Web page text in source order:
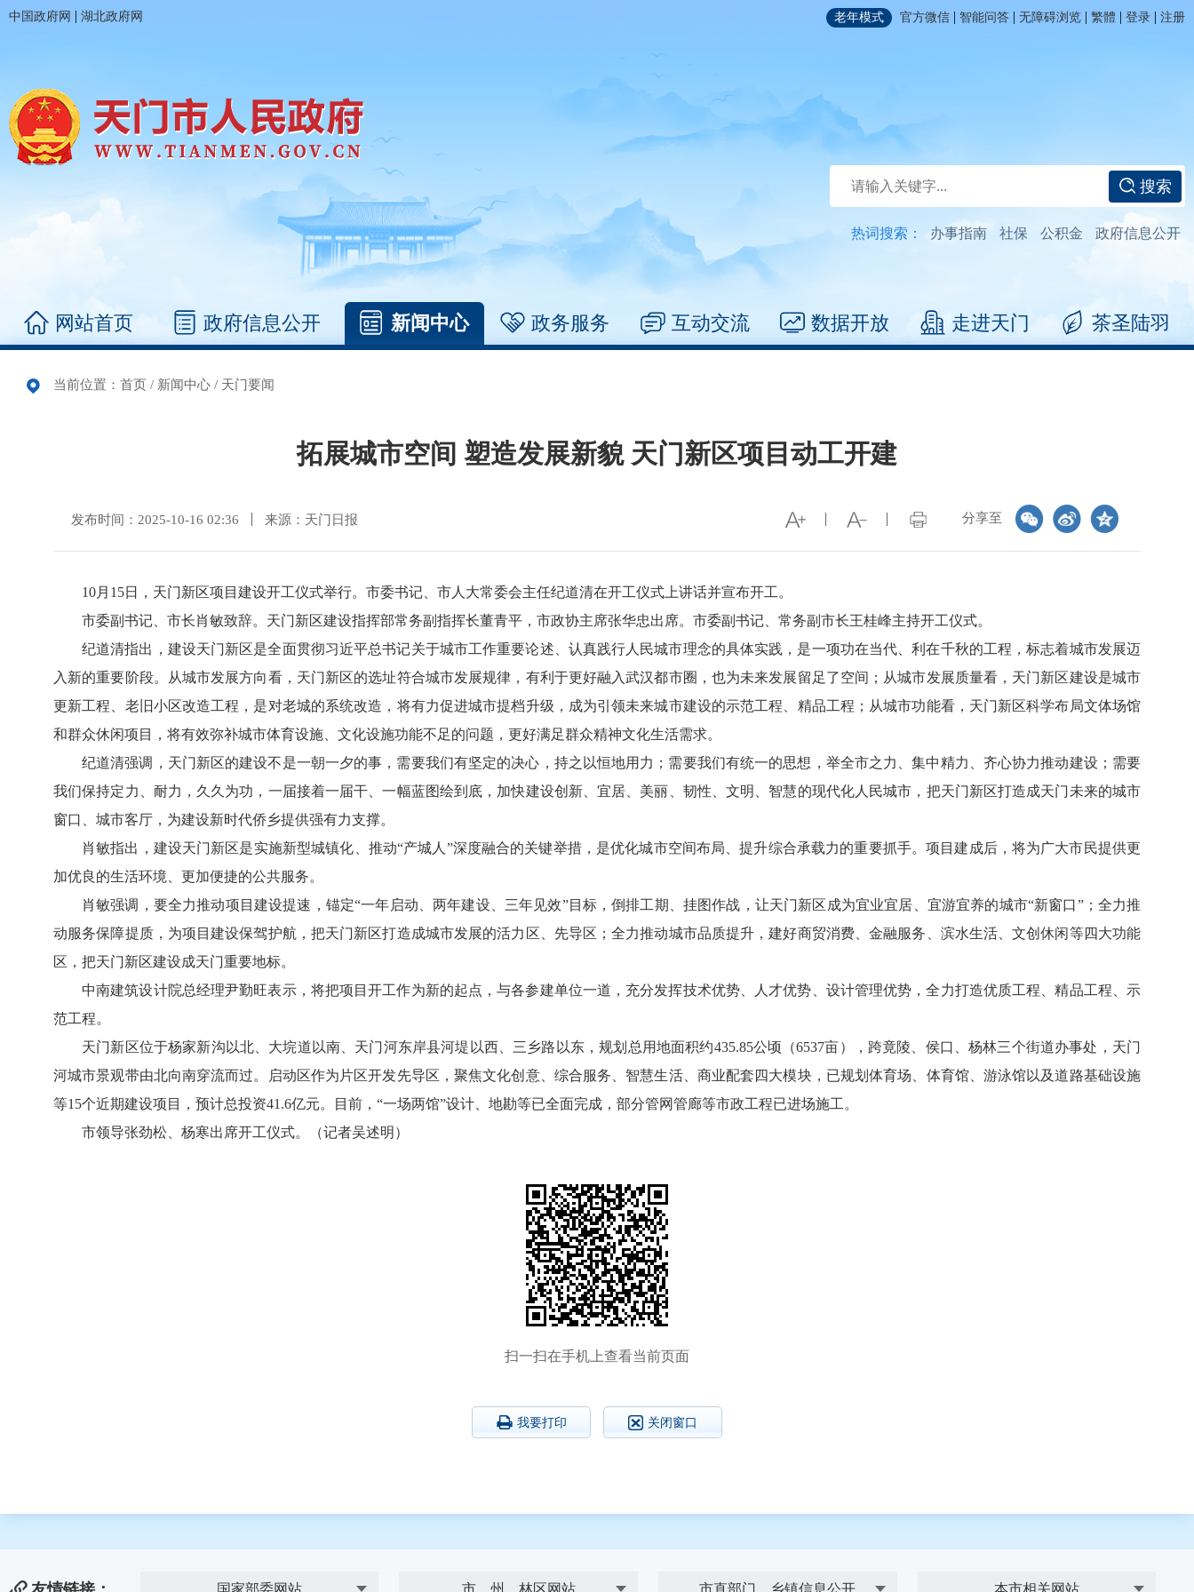
中国政府网 | 湖北政府网 老年模式 官方微信 | 智能问答 | 无障碍浏览 | 繁體 | 登录 | 注册
搜索
热词搜索： 办事指南 社保 公积金 政府信息公开
网站首页 政府信息公开 新闻中心 政务服务 互动交流 数据开放 走进天门 茶圣陆羽
当前位置： 首页 / 新闻中心 / 天门要闻
拓展城市空间 塑造发展新貌 天门新区项目动工开建
分享至
发布时间：2025-10-16 02:36 来源：天门日报
10月15日，天门新区项目建设开工仪式举行。市委书记、市人大常委会主任纪道清在开工仪式上讲话并宣布开工。
市委副书记、市长肖敏致辞。天门新区建设指挥部常务副指挥长董青平，市政协主席张华忠出席。市委副书记、常务副市长王桂峰主持开工仪式。
纪道清指出，建设天门新区是全面贯彻习近平总书记关于城市工作重要论述、认真践行人民城市理念的具体实践，是一项功在当代、利在千秋的工程，标志着城市发展迈
入新的重要阶段。从城市发展方向看，天门新区的选址符合城市发展规律，有利于更好融入武汉都市圈，也为未来发展留足了空间；从城市发展质量看，天门新区建设是城市
更新工程、老旧小区改造工程，是对老城的系统改造，将有力促进城市提档升级，成为引领未来城市建设的示范工程、精品工程；从城市功能看，天门新区科学布局文体场馆
和群众休闲项目，将有效弥补城市体育设施、文化设施功能不足的问题，更好满足群众精神文化生活需求。
纪道清强调，天门新区的建设不是一朝一夕的事，需要我们有坚定的决心，持之以恒地用力；需要我们有统一的思想，举全市之力、集中精力、齐心协力推动建设；需要
我们保持定力、耐力，久久为功，一届接着一届干、一幅蓝图绘到底，加快建设创新、宜居、美丽、韧性、文明、智慧的现代化人民城市，把天门新区打造成天门未来的城市
窗口、城市客厅，为建设新时代侨乡提供强有力支撑。
肖敏指出，建设天门新区是实施新型城镇化、推动“产城人”深度融合的关键举措，是优化城市空间布局、提升综合承载力的重要抓手。项目建成后，将为广大市民提供更
加优良的生活环境、更加便捷的公共服务。
肖敏强调，要全力推动项目建设提速，锚定“一年启动、两年建设、三年见效”目标，倒排工期、挂图作战，让天门新区成为宜业宜居、宜游宜养的城市“新窗口”；全力推
动服务保障提质，为项目建设保驾护航，把天门新区打造成城市发展的活力区、先导区；全力推动城市品质提升，建好商贸消费、金融服务、滨水生活、文创休闲等四大功能
区，把天门新区建设成天门重要地标。
中南建筑设计院总经理尹勤旺表示，将把项目开工作为新的起点，与各参建单位一道，充分发挥技术优势、人才优势、设计管理优势，全力打造优质工程、精品工程、示
范工程。
天门新区位于杨家新沟以北、大垸道以南、天门河东岸县河堤以西、三乡路以东，规划总用地面积约435.85公顷（6537亩），跨竟陵、侯口、杨林三个街道办事处，天门
河城市景观带由北向南穿流而过。启动区作为片区开发先导区，聚焦文化创意、综合服务、智慧生活、商业配套四大模块，已规划体育场、体育馆、游泳馆以及道路基础设施
等15个近期建设项目，预计总投资41.6亿元。目前，“一场两馆”设计、地勘等已全面完成，部分管网管廊等市政工程已进场施工。
市领导张劲松、杨寒出席开工仪式。（记者吴述明）
扫一扫在手机上查看当前页面
我要打印 关闭窗口
国家部委网站 市、州、林区网站 市直部门、乡镇信息公开 本市相关网站